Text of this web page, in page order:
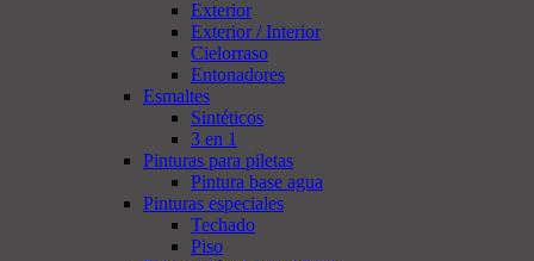
Exterior
Exterior / Interior
Cielorraso
Entonadores
Esmaltes
Sintéticos
3 en 1
Pinturas para piletas
Pintura base agua
Pinturas especiales
Techado
Piso